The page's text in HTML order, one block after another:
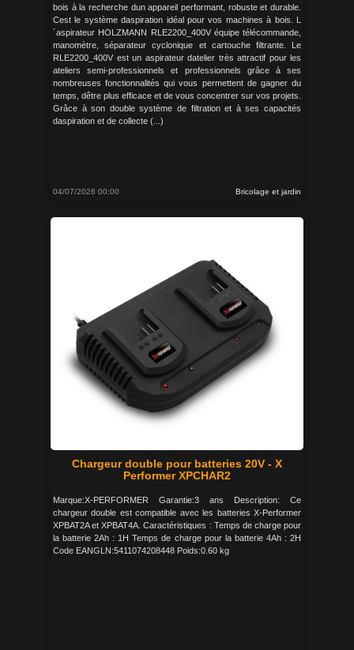
bois à la recherche dun appareil performant, robuste et durable.
Cest le système daspiration idéal pour vos machines à bois. L
´aspirateur HOLZMANN RLE2200_400V équipe télécommande,
manomètre, séparateur cyclonique et cartouche filtrante. Le
RLE2200_400V est un aspirateur datelier très attractif pour les
ateliers semi-professionnels et professionnels grâce à ses
nombreuses fonctionnalités qui vous permettent de gagner du
temps, dêtre plus efficace et de vous concentrer sur vos projets.
Grâce à son double système de filtration et à ses capacités
daspiration et de collecte (...)
04/07/2026 00:00 Bricolage et jardin
Chargeur double pour batteries 20V - X
Performer XPCHAR2
Marque:X-PERFORMER Garantie:3 ans Description: Ce
chargeur double est compatible avec les batteries X-Performer
XPBAT2A et XPBAT4A. Caractéristiques : Temps de charge pour
la batterie 2Ah : 1H Temps de charge pour la batterie 4Ah : 2H
Code EANGLN:5411074208448 Poids:0.60 kg